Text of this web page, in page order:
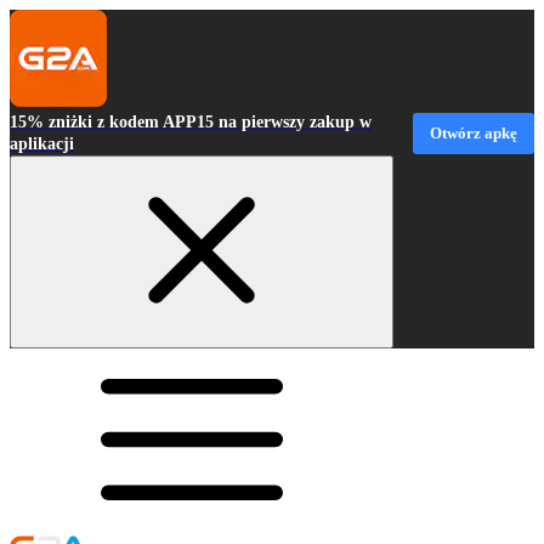
15% zniżki z kodem APP15 na pierwszy zakup w
aplikacji
Otwórz apkę